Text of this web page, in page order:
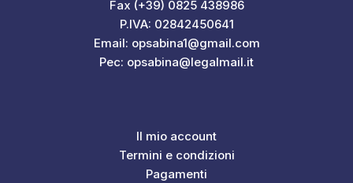
Fax (+39) 0825 438986
P.IVA: 02842450641
Email: opsabina1@gmail.com
Pec: opsabina@legalmail.it
Il mio account
Termini e condizioni
Pagamenti